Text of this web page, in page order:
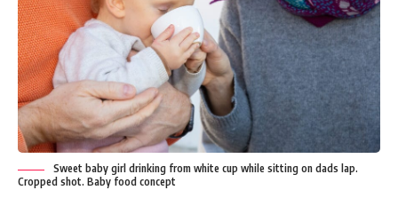
Sweet baby girl drinking from white cup while sitting on dads lap.
Cropped shot. Baby food concept